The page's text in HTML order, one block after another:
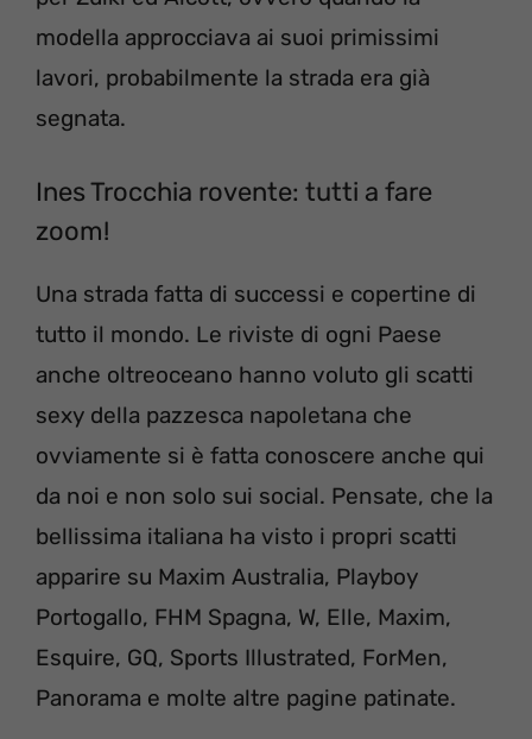
modella approcciava ai suoi primissimi
lavori, probabilmente la strada era già
segnata.
Ines Trocchia rovente: tutti a fare
zoom!
Una strada fatta di successi e copertine di
tutto il mondo. Le riviste di ogni Paese
anche oltreoceano hanno voluto gli scatti
sexy della pazzesca napoletana che
ovviamente si è fatta conoscere anche qui
da noi e non solo sui social. Pensate, che la
bellissima italiana ha visto i propri scatti
apparire su Maxim Australia, Playboy
Portogallo, FHM Spagna, W, Elle, Maxim,
Esquire, GQ, Sports Illustrated, ForMen,
Panorama e molte altre pagine patinate.